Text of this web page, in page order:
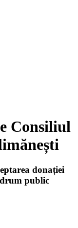
Consiliul
donației
public